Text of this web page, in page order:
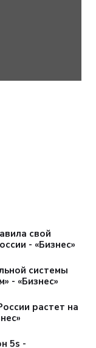
свой
- «Бизнес»
системы
- «Бизнес»
растет на
5s -